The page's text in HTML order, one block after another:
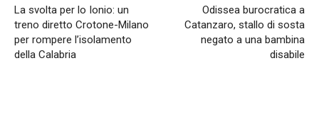
La svolta per lo Ionio: un
treno diretto Crotone-Milano
per rompere l’isolamento
della Calabria
Odissea burocratica a
Catanzaro, stallo di sosta
negato a una bambina
disabile